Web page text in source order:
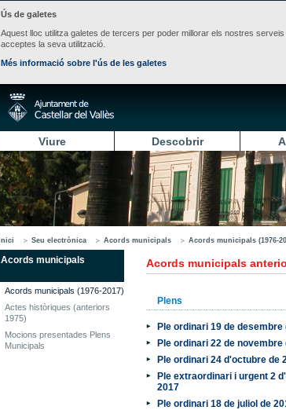
Ús de galetes
Aquest lloc utilitza galetes de tercers per poder millorar els nostres
acceptes la seva utilització.
Més informació sobre l'ús de les galetes
Viure Descobrir
Inici Seu electrònica Acords municipals Acords municipals (1976-
Acords municipals
Acords municipals (1976-2017)
Actes històriques (anteriors
1975)
Mocions presentades Plens
Municipals
Acords municipals
Plens
Ple ordinari 19 de desembre
Ple ordinari 22 de novembre
Ple ordinari 24 d'octubre de
Ple extraordinari i urgent 2
2017
Ple ordinari 18 de juliol de